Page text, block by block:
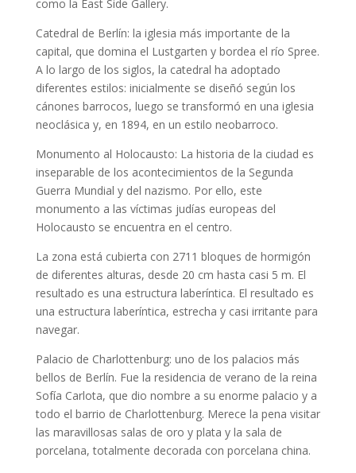
como la East Side Gallery.
Catedral de Berlín: la iglesia más importante de la
capital, que domina el Lustgarten y bordea el río Spree.
A lo largo de los siglos, la catedral ha adoptado
diferentes estilos: inicialmente se diseñó según los
cánones barrocos, luego se transformó en una iglesia
neoclásica y, en 1894, en un estilo neobarroco.
Monumento al Holocausto: La historia de la ciudad es
inseparable de los acontecimientos de la Segunda
Guerra Mundial y del nazismo. Por ello, este
monumento a las víctimas judías europeas del
Holocausto se encuentra en el centro.
La zona está cubierta con 2711 bloques de hormigón
de diferentes alturas, desde 20 cm hasta casi 5 m. El
resultado es una estructura laberíntica. El resultado es
una estructura laberíntica, estrecha y casi irritante para
navegar.
Palacio de Charlottenburg: uno de los palacios más
bellos de Berlín. Fue la residencia de verano de la reina
Sofía Carlota, que dio nombre a su enorme palacio y a
todo el barrio de Charlottenburg. Merece la pena visitar
las maravillosas salas de oro y plata y la sala de
porcelana, totalmente decorada con porcelana china.